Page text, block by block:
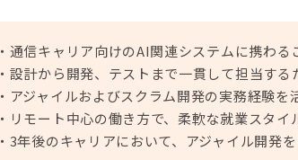
・通信キャリア向けのAI関連システムに携わ
・設計から開発、テストまで一貫して担当す
・アジャイルおよびスクラム開発の実務経験
・リモート中心の働き方で、柔軟な就業スタイ
・3年後のキャリアにおいて、アジャイル開発